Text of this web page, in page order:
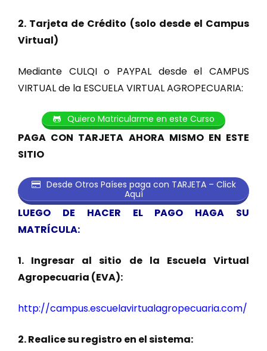
2. Tarjeta de Crédito (solo desde el Campus
Virtual)
Mediante CULQI o PAYPAL desde el CAMPUS
VIRTUAL de la ESCUELA VIRTUAL AGROPECUARIA:
Quiero Matricularme en este Curso
PAGA CON TARJETA AHORA MISMO EN ESTE
SITIO
Desde Otros Países paga con TARJETA – Click
Aquí
LUEGO DE HACER EL PAGO HAGA SU
MATRÍCULA:
1. Ingresar al sitio de la Escuela Virtual
Agropecuaria (EVA):
http://campus.escuelavirtualagropecuaria.com/
2. Realice su registro en el sistema: